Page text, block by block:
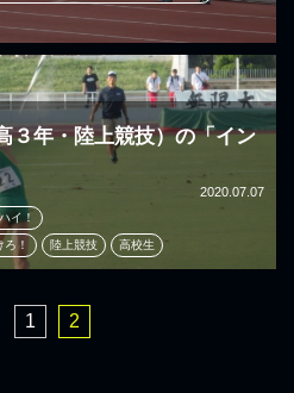
３年・陸上競技）の「イン
2020.07.07
イ！
！ 陸上競技 高校生
1 2